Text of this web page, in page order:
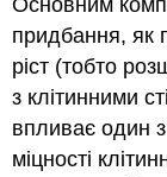
Основним
придбання, як
ріст (тобто
з клітинними
впливає один
міцності